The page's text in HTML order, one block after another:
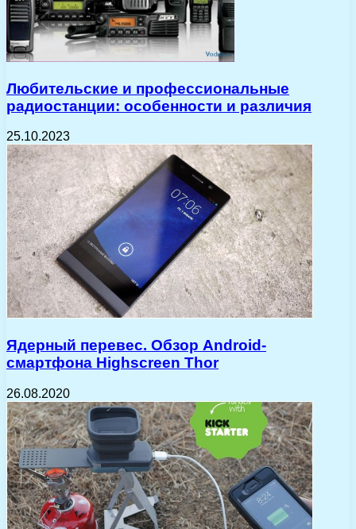
Любительские и профессиональные
радиостанции: особенности и различия
25.10.2023
Ядерный перевес. Обзор Android-
смартфона Highscreen Thor
26.08.2020